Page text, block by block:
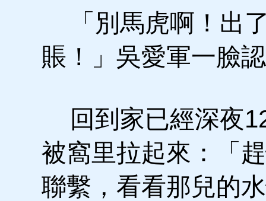
「別馬虎啊！出
賬！」吳愛軍一臉
回到家已經深夜
被窩里拉起來：「
聯繫，看看那兒的